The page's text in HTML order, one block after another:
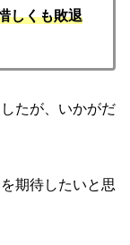
しくも敗退
たが、いかがだ
期待したいと思